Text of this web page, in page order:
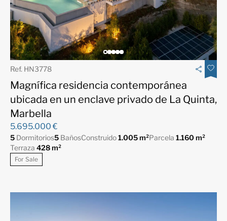
Ref. HN3778
Magnífica residencia contemporánea
ubicada en un enclave privado de La Quinta,
Marbella
5.695.000 €
5 Dormitorios5 BañosConstruido1.005 m²Parcela 1.160 m²
Terraza 428 m²
For Sale